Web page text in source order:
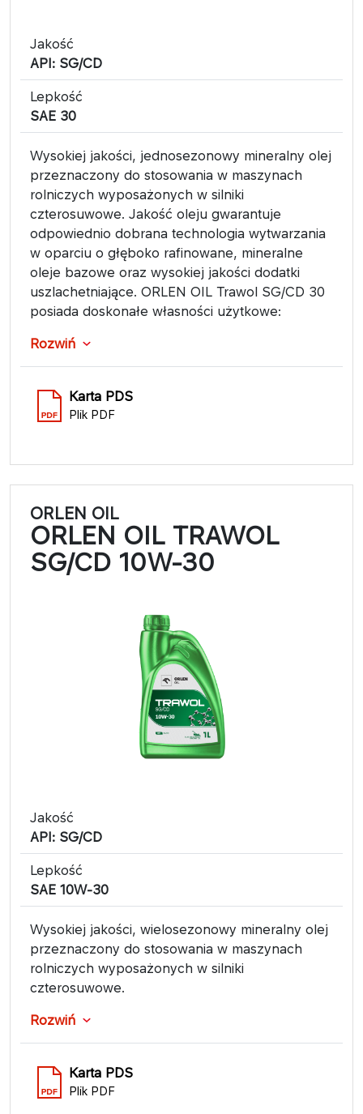
Jakość
API: SG/CD
Lepkość
SAE 30
Wysokiej jakości, jednosezonowy mineralny olej
przeznaczony do stosowania w maszynach
rolniczych wyposażonych w silniki
czterosuwowe. Jakość oleju gwarantuje
odpowiednio dobrana technologia wytwarzania
w oparciu o głęboko rafinowane, mineralne
oleje bazowe oraz wysokiej jakości dodatki
uszlachetniające. ORLEN OIL Trawol SG/CD 30
posiada doskonałe własności użytkowe:
Rozwiń
Karta PDS
Plik PDF
ORLEN OIL
ORLEN OIL TRAWOL
SG/CD 10W-30
Jakość
API: SG/CD
Lepkość
SAE 10W-30
Wysokiej jakości, wielosezonowy mineralny olej
przeznaczony do stosowania w maszynach
rolniczych wyposażonych w silniki
czterosuwowe.
Rozwiń
Karta PDS
Plik PDF